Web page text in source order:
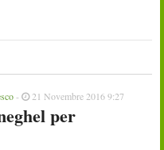
- 21 Novembre 2016 9:27
per